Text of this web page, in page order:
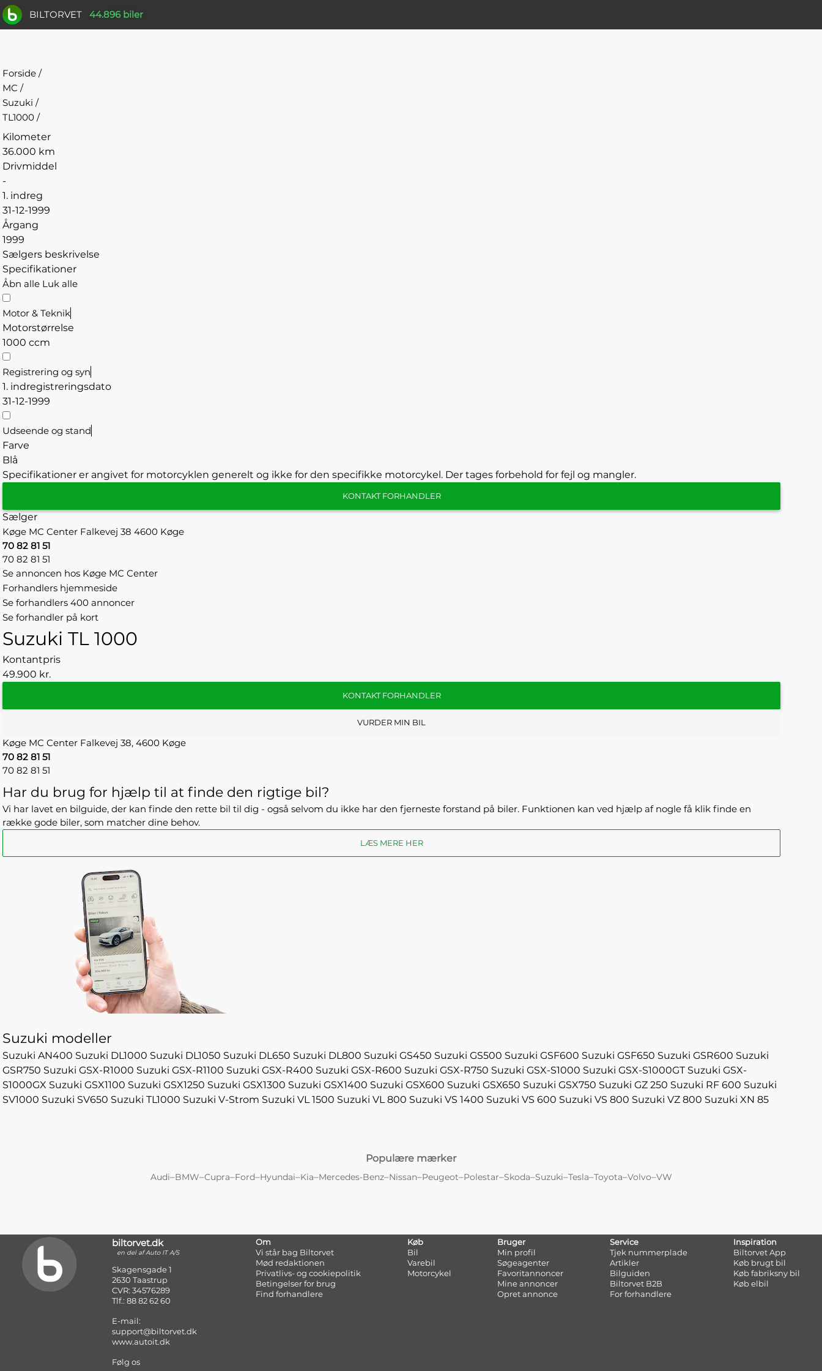
BILTORVET 44.896 biler
Forside /
MC /
Suzuki /
TL1000 /
Kilometer
36.000 km
Drivmiddel
-
1. indreg
31-12-1999
Årgang
1999
Sælgers beskrivelse
Specifikationer
Åbn alle Luk alle
Motor & Teknik
Motorstørrelse
1000 ccm
Registrering og syn
1. indregistreringsdato
31-12-1999
Udseende og stand
Farve
Blå
Specifikationer er angivet for motorcyklen generelt og ikke for den specifikke motorcykel. Der tages forbehold for fejl og mangler.
KONTAKT FORHANDLER
Sælger
Køge MC Center Falkevej 38 4600 Køge
70 82 81 51
70 82 81 51
Se annoncen hos Køge MC Center
Forhandlers hjemmeside
Se forhandlers 400 annoncer
Se forhandler på kort
Suzuki TL 1000
Kontantpris
49.900 kr.
KONTAKT FORHANDLER
VURDER MIN BIL
Køge MC Center Falkevej 38, 4600 Køge
70 82 81 51
70 82 81 51
Har du brug for hjælp til at finde den rigtige bil?
Vi har lavet en bilguide, der kan finde den rette bil til dig - også selvom du ikke har den fjerneste forstand på biler. Funktionen kan ved hjælp af nogle få klik finde en
række gode biler, som matcher dine behov.
LÆS MERE HER
Suzuki modeller
Suzuki AN400 Suzuki DL1000 Suzuki DL1050 Suzuki DL650 Suzuki DL800 Suzuki GS450 Suzuki GS500 Suzuki GSF600 Suzuki GSF650 Suzuki GSR600 Suzuki
GSR750 Suzuki GSX-R1000 Suzuki GSX-R1100 Suzuki GSX-R400 Suzuki GSX-R600 Suzuki GSX-R750 Suzuki GSX-S1000 Suzuki GSX-S1000GT Suzuki GSX-
S1000GX Suzuki GSX1100 Suzuki GSX1250 Suzuki GSX1300 Suzuki GSX1400 Suzuki GSX600 Suzuki GSX650 Suzuki GSX750 Suzuki GZ 250 Suzuki RF 600 Suzuki
SV1000 Suzuki SV650 Suzuki TL1000 Suzuki V-Strom Suzuki VL 1500 Suzuki VL 800 Suzuki VS 1400 Suzuki VS 600 Suzuki VS 800 Suzuki VZ 800 Suzuki XN 85
Populære mærker
Audi–BMW–Cupra–Ford–Hyundai–Kia–Mercedes-Benz–Nissan–Peugeot–Polestar–Skoda–Suzuki–Tesla–Toyota–Volvo–VW
Om
Vi står bag Biltorvet
Mød redaktionen
Privatlivs- og cookiepolitik
Betingelser for brug
Find forhandlere
Køb
Bil
Varebil
Motorcykel
Bruger
Min profil
Søgeagenter
Favoritannoncer
Mine annoncer
Opret annonce
Service
Tjek nummerplade
Artikler
Bilguiden
Biltorvet B2B
For forhandlere
Inspiration
Biltorvet App
Køb brugt bil
Køb fabriksny bil
Køb elbil
biltorvet.dk
en del af Auto IT A/S
Skagensgade 1
2630 Taastrup
CVR: 34576289
Tlf.: 88 82 62 60
E-mail:
support@biltorvet.dk
www.autoit.dk
Følg os